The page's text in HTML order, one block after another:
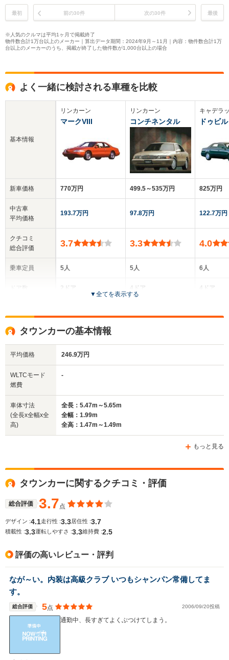
最初 前の30件 次の30件 最後
※人気のクルマは平均1ヶ月で掲載終了
物件数合計1万台以上のメーカー｜算出データ期間：2024年9月～11月｜内容：物件数合計1万
台以上のメーカーのうち、掲載が終了した物件数が1,000台以上の場合
よく一緒に検討される車種を比較
基本情報
新車価格
中古車
平均価格
クチコミ
総合評価
乗車定員
サイズ
(全長x全幅x全高)
WLTCモード
燃費
排気量
駆動方式
リンカーン
マークVIII
770万円
193.7万円
3.7
5人
2ドア
全高
-m
-
4600cc
FR
リンカーン
コンチネンタル
499.5～535万円
97.8万円
3.3
5人
4ドア
全高
キャデラ
ドゥビル
825万円
122.7万円
4.0
6人
4ドア
全
▼全てを表示する
タウンカーの基本情報
平均価格 246.9万円
WLTCモード
燃費
-
車体寸法
(全長x全幅x全
高)
全長：5.47m～5.65m
全幅：1.99m
全高：1.47m～1.49m
もっと見る
タウンカーに関するクチコミ・評価
総合評価 3.7点
デザイン :4.1走行性 :3.3 居住性 :3.7
積載性 :3.3運転しやすさ :3.3維持費 :2.5
評価の高いレビュー・評判
なが～い。内装は高級クラブ いつもシャンパン常備してま
す。
総合評価 5点 2006/09/20投稿
通勤中、長すぎてよくぶつけてしまう。